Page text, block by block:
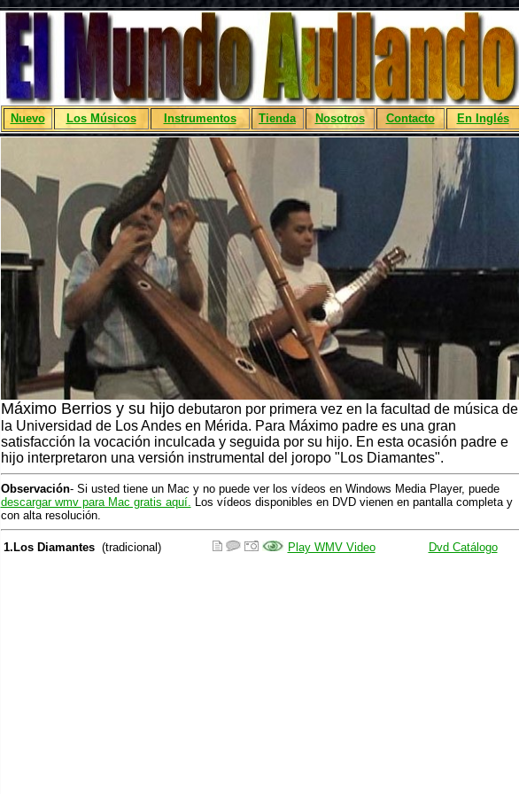
Nuevo Los Músicos Instrumentos Tienda Nosotros Contacto En Inglés
Máximo Berrios y su hijodebutaron por primera vez en la facultad de música de
la Universidad de Los Andes en Mérida. Para Máximo padre es una gran
satisfacción la vocación inculcada y seguida por su hijo. En esta ocasión padre e
hijo interpretaron una versión instrumental del joropo "Los Diamantes".
Observación- Si usted tiene un Mac y no puede ver los vídeos en Windows Media Player, puede
descargar wmv para Mac gratis aquí. Los vídeos disponibles en DVD vienen en pantalla completa y
con alta resolución.
1.Los Diamantes (tradicional) Play WMV Video Dvd Catálogo